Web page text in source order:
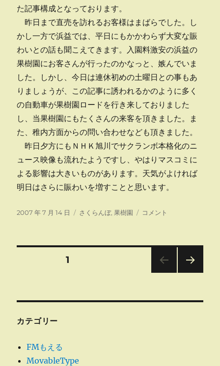
た記事構成となっております。
昨日まで直売を訪れるお客様はまばらでした。し
かし一方で浜益では、平日にもかかわらず大変な賑
わいとの話も聞こえてきます。入園料激安の浜益の
果樹園にお客さんが行ったのかなっと、嫉んでいま
した。しかし、今日は連休初めの土曜日との事もあ
りましょうが、この記事に誘われるかのように多く
の自動車が果樹園ロードを行き来しておりました
し、当果樹園にもたくさんの来客を頂きました。ま
た、稚内方面からの問い合わせなども頂きました。
昨日夕方にもＮＨＫ旭川でサクランボ本格化のニ
ュース映像も流れたようですし、やはりマスコミに
よる影響は大きいものがあります。天気がよければ
明日はさらに賑わいを増すことと思います。
投
2007 年 7 月 14 日
カ
さくらんぼ,果樹園
道
コメント
の
ー
固定ページ1
カテゴリー
FMもえる
MovableType